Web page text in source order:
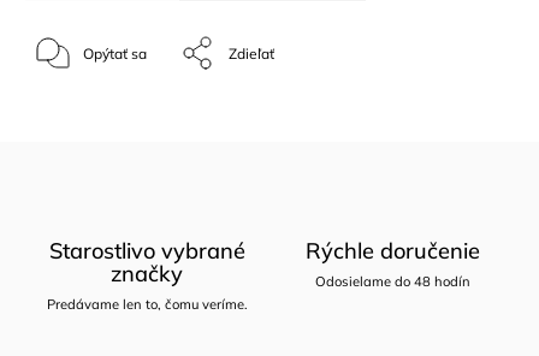
Opýtať sa Zdieľať
Starostlivo vybrané
značky
Predávame len to, čomu veríme.
Rýchle doručenie
Odosielame do 48 hodín